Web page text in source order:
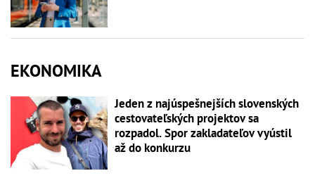
EKONOMIKA
Jeden z najúspešnejších slovenských
cestovateľských projektov sa
rozpadol. Spor zakladateľov vyústil
až do konkurzu